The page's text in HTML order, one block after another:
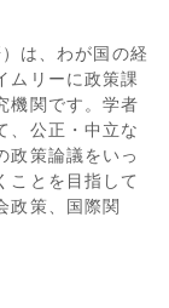
は、わが国の経
ムリーに政策課
機関です。学者
、公正・中立な
政策論議をいっ
ことを目指して
政策、国際関